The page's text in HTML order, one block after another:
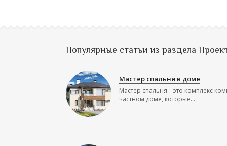
Популярные статьи из раздела
Мастер спальня в доме
Мастер спальня – это комплекс
частном доме, которые...